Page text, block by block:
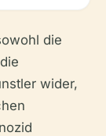
die
wider,